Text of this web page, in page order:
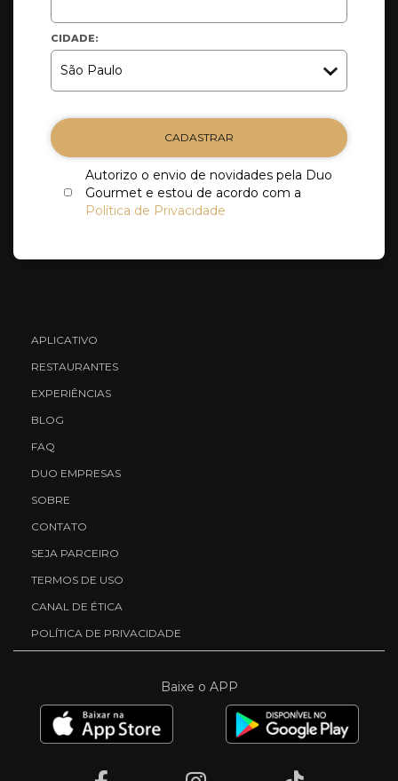
CIDADE:
CADASTRAR
Autorizo o envio de novidades pela Duo
Gourmet e estou de acordo com a
Política de Privacidade
APLICATIVO
RESTAURANTES
EXPERIÊNCIAS
BLOG
FAQ
DUO EMPRESAS
SOBRE
CONTATO
SEJA PARCEIRO
TERMOS DE USO
CANAL DE ÉTICA
POLÍTICA DE PRIVACIDADE
Baixe o APP